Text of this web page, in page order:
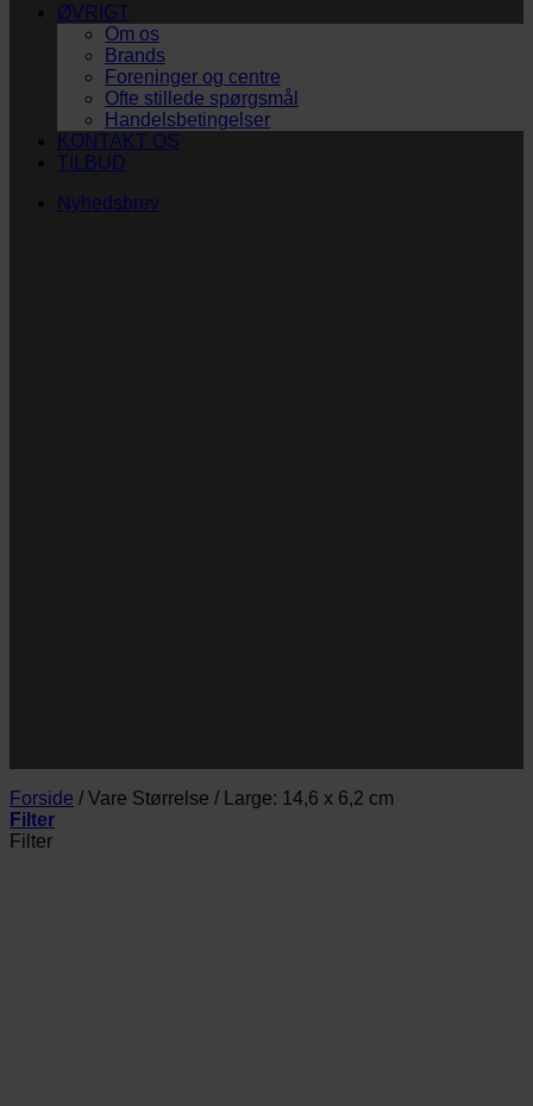
ØVRIGT
Om os
Brands
Foreninger og centre
Ofte stillede spørgsmål
Handelsbetingelser
KONTAKT OS
TILBUD
Nyhedsbrev
Forside / Vare Størrelse / Large: 14,6 x 6,2 cm
Filter
Filter